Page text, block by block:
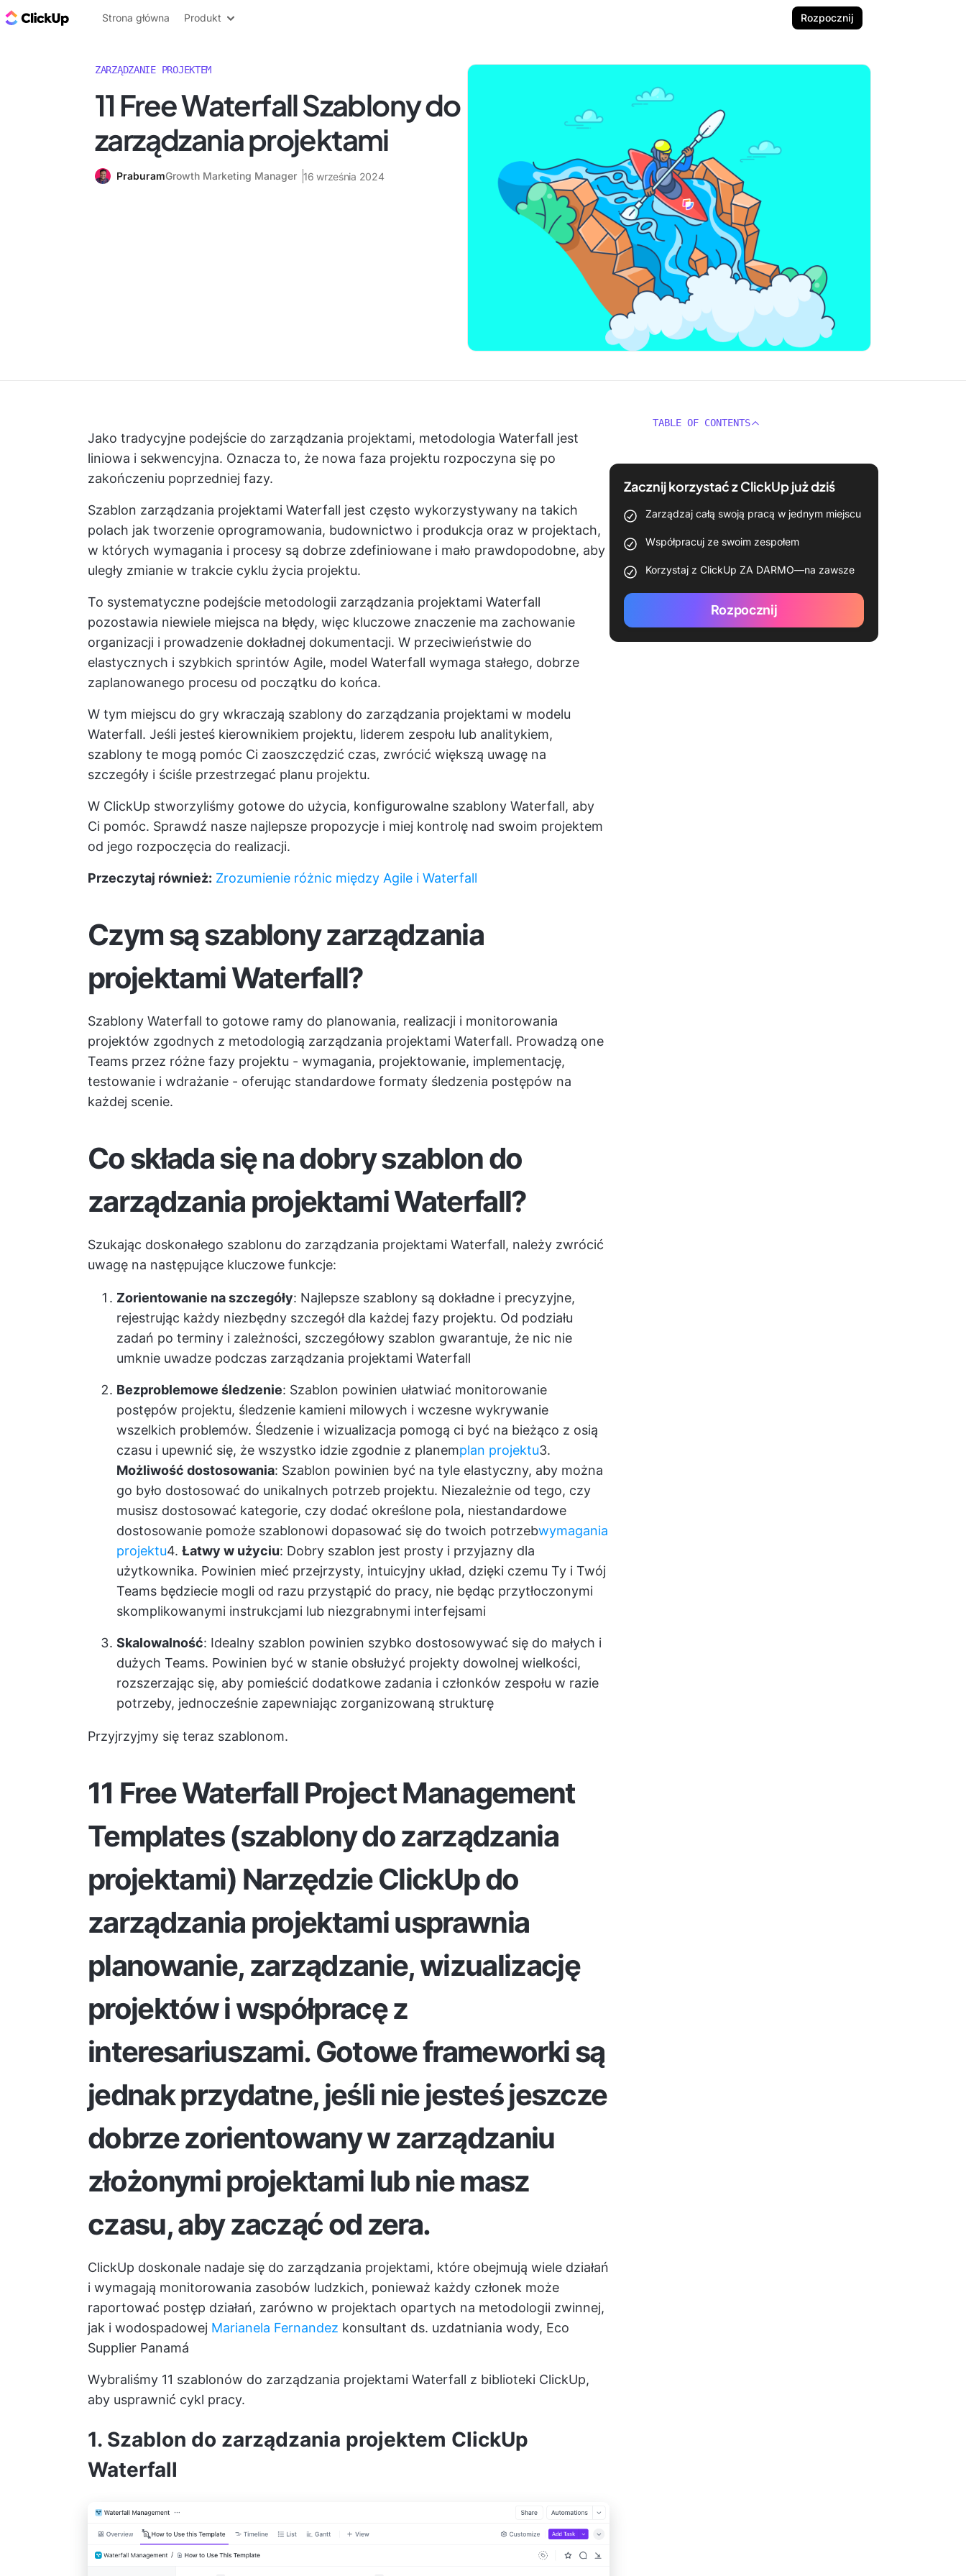
ClickUp Blog
Strona główna Produkt Rozpocznij
ZARZĄDZANIE PROJEKTEM
11 Free Waterfall Szablony do
zarządzania projektami
PraburamGrowth Marketing Manager 16 września 2024
Jako tradycyjne podejście do zarządzania projektami, metodologia Waterfall jest
liniowa i sekwencyjna. Oznacza to, że nowa faza projektu rozpoczyna się po
zakończeniu poprzedniej fazy.
Szablon zarządzania projektami Waterfall jest często wykorzystywany na takich
polach jak tworzenie oprogramowania, budownictwo i produkcja oraz w projektach,
w których wymagania i procesy są dobrze zdefiniowane i mało prawdopodobne, aby
uległy zmianie w trakcie cyklu życia projektu.
To systematyczne podejście metodologii zarządzania projektami Waterfall
pozostawia niewiele miejsca na błędy, więc kluczowe znaczenie ma zachowanie
organizacji i prowadzenie dokładnej dokumentacji. W przeciwieństwie do
elastycznych i szybkich sprintów Agile, model Waterfall wymaga stałego, dobrze
zaplanowanego procesu od początku do końca.
W tym miejscu do gry wkraczają szablony do zarządzania projektami w modelu
Waterfall. Jeśli jesteś kierownikiem projektu, liderem zespołu lub analitykiem,
szablony te mogą pomóc Ci zaoszczędzić czas, zwrócić większą uwagę na
szczegóły i ściśle przestrzegać planu projektu.
W ClickUp stworzyliśmy gotowe do użycia, konfigurowalne szablony Waterfall, aby
Ci pomóc. Sprawdź nasze najlepsze propozycje i miej kontrolę nad swoim projektem
od jego rozpoczęcia do realizacji.
Przeczytaj również: Zrozumienie różnic między Agile i Waterfall
Czym są szablony zarządzania
projektami Waterfall?
Szablony Waterfall to gotowe ramy do planowania, realizacji i monitorowania
projektów zgodnych z metodologią zarządzania projektami Waterfall. Prowadzą one
Teams przez różne fazy projektu - wymagania, projektowanie, implementację,
testowanie i wdrażanie - oferując standardowe formaty śledzenia postępów na
każdej scenie.
Co składa się na dobry szablon do
zarządzania projektami Waterfall?
Szukając doskonałego szablonu do zarządzania projektami Waterfall, należy zwrócić
uwagę na następujące kluczowe funkcje:
Zorientowanie na szczegóły: Najlepsze szablony są dokładne i precyzyjne,
rejestrując każdy niezbędny szczegół dla każdej fazy projektu. Od podziału
zadań po terminy i zależności, szczegółowy szablon gwarantuje, że nic nie
umknie uwadze podczas zarządzania projektami Waterfall
Bezproblemowe śledzenie: Szablon powinien ułatwiać monitorowanie
postępów projektu, śledzenie kamieni milowych i wczesne wykrywanie
wszelkich problemów. Śledzenie i wizualizacja pomogą ci być na bieżąco z osią
czasu i upewnić się, że wszystko idzie zgodnie z planemplan projektu3.
Możliwość dostosowania: Szablon powinien być na tyle elastyczny, aby można
go było dostosować do unikalnych potrzeb projektu. Niezależnie od tego, czy
musisz dostosować kategorie, czy dodać określone pola, niestandardowe
dostosowanie pomoże szablonowi dopasować się do twoich potrzebwymagania
projektu4. Łatwy w użyciu: Dobry szablon jest prosty i przyjazny dla
użytkownika. Powinien mieć przejrzysty, intuicyjny układ, dzięki czemu Ty i Twój
Teams będziecie mogli od razu przystąpić do pracy, nie będąc przytłoczonymi
skomplikowanymi instrukcjami lub niezgrabnymi interfejsami
Skalowalność: Idealny szablon powinien szybko dostosowywać się do małych i
dużych Teams. Powinien być w stanie obsłużyć projekty dowolnej wielkości,
rozszerzając się, aby pomieścić dodatkowe zadania i członków zespołu w razie
potrzeby, jednocześnie zapewniając zorganizowaną strukturę
Przyjrzyjmy się teraz szablonom.
11 Free Waterfall Project Management
Templates (szablony do zarządzania
projektami) Narzędzie ClickUp do
zarządzania projektamiusprawnia
planowanie, zarządzanie, wizualizację
projektów i współpracę z
interesariuszami. Gotowe frameworki są
jednak przydatne, jeśli nie jesteś jeszcze
dobrze zorientowany w zarządzaniu
złożonymi projektami lub nie masz
czasu, aby zacząć od zera.
ClickUp doskonale nadaje się do zarządzania projektami, które obejmują wiele działań
i wymagają monitorowania zasobów ludzkich, ponieważ każdy członek może
raportować postęp działań, zarówno w projektach opartych na metodologii zwinnej,
jak i wodospadowej Marianela Fernandez konsultant ds. uzdatniania wody, Eco
Supplier Panamá
Wybraliśmy 11 szablonów do zarządzania projektami Waterfall z biblioteki ClickUp,
aby usprawnić cykl pracy.
1. Szablon do zarządzania projektem ClickUp
Waterfall
TABLE OF CONTENTS
Zacznij korzystać z ClickUp już dziś
Zarządzaj całą swoją pracą w jednym miejscu
Współpracuj ze swoim zespołem
Korzystaj z ClickUp ZA DARMO—na zawsze
Rozpocznij